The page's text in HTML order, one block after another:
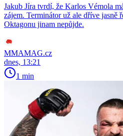
Jakub Jíra tvrdí, že Karlos Vémola
zájem. Terminátor už ale dříve jasně
Oktagonu jinam nepůjde.
MMAMAG.cz
dnes, 13:21
1 min